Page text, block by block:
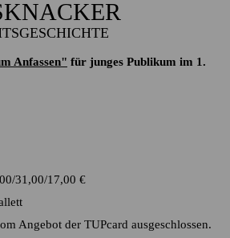
Anfassen" für junges Publikum im 1.
31,00 17,00 €
Angebot der TUPcard ausgeschlossen.